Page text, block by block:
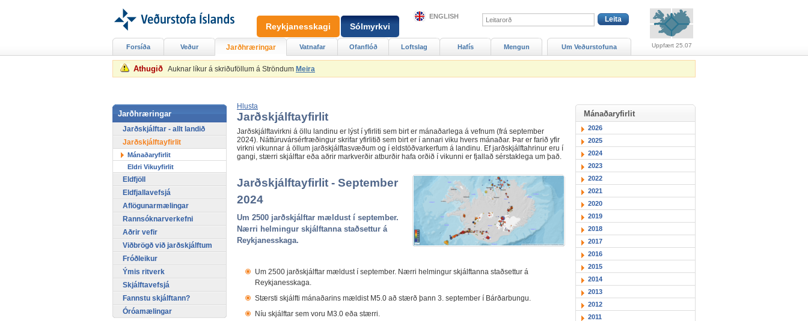
Athugið Auknar líkur á skriðuföllum á Ströndum Meira
Hlusta
Jarðskjálftayfirlit
Jarðskjálftavirkni á öllu landinu er lýst í yfirliti sem birt er mánaðarlega á vefnum (frá september
2024). Náttúruvársérfræðingur skrifar yfirlitið sem birt er í annari viku hvers mánaðar. Þar er farið yfir
virkni vikunnar á öllum jarðskjálftasvæðum og í eldstöðvarkerfum á landinu. Ef jarðskjálftahrinur eru í
gangi, stærri skjálftar eða aðrir markverðir atburðir hafa orðið í vikunni er fjallað sérstaklega um það.
Jarðskjálftayfirlit - September
2024
Um 2500 jarðskjálftar mældust í september.
Nærri helmingur skjálftanna staðsettur á
Reykjanesskaga.
Um 2500 jarðskjálftar mældust í september. Nærri helmingur skjálftanna staðsettur á
Reykjanesskaga.
Stærsti skjálfti mánaðarins mældist M5.0 að stærð þann 3. september í Bárðarbungu.
Níu skjálftar sem voru M3.0 eða stærri.
Mánaðaryfirlit
2026
2025
2024
2023
2022
2021
2020
2019
2018
2017
2016
2015
2014
2013
2012
2011
Forsíða Veður Jarðhræringar Vatnafar Ofanflóð Loftslag Hafís Mengun Um Veðurstofuna
Jarðhræringar
Jarðskjálftar - allt landið
Jarðskjálftayfirlit
Mánaðaryfirlit
Eldri Vikuyfirlit
Eldfjöll
Eldfjallavefsjá
Aflögunarmælingar
Rannsóknarverkefni
Aðrir vefir
Viðbrögð við jarðskjálftum
Fróðleikur
Ýmis ritverk
Skjálftavefsjá
Fannstu skjálftann?
Óróamælingar
Uppfært 25.07
Reykjanesskagi Sólmyrkvi
ENGLISH